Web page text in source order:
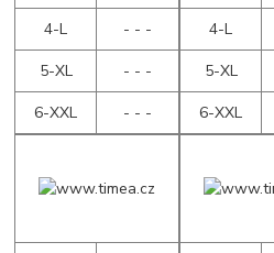
4-L
- - -
5-XL
- - -
6-XXL
- - -
4-L
5-XL
6-XXL